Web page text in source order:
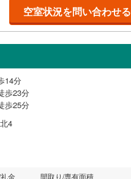
空室状況を問い合わせる
14分
歩23分
歩25分
4
金 間取り/専有面積